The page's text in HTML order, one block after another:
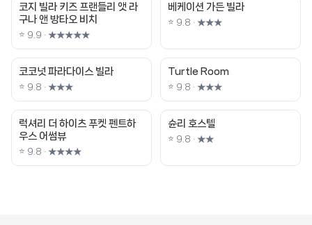
코지 빌라 키즈 프랜들리 앳 라
구나 앤 방타오 비치
⭐ 9.9 · ★★★★★
베케이션 가든 빌라
⭐ 9.8 · ★★★
코코넛 파라다이스 빌라
⭐ 9.8 · ★★★
Turtle Room
⭐ 9.8 · ★★★
럭셔리 더 하이츠 푸켓 펜트하
우스 어썸뷰
⭐ 9.8 · ★★★★
슌리 호스텔
⭐ 9.8 · ★★